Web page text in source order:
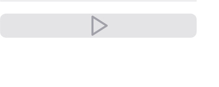
✔ Vielseitiger Stil für jeden Raum
✔ Wertet jeden Raum mühelos auf
✔ Ein echter Blickfang für Ihr Zuhause